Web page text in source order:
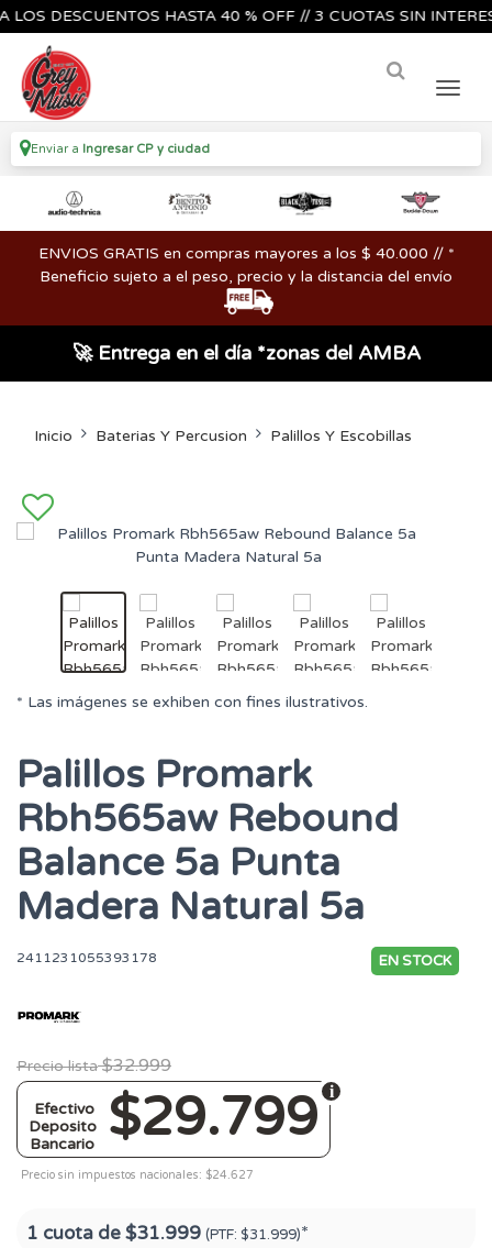
DESCUENTOS HASTA 40 % OFF // 3 CUOTAS SIN
Enviar a Ingresar CP y ciudad
ENVIOS GRATIS en compras mayores a los $ 40.000 // *
Beneficio sujeto a el peso, precio y la distancia del envío
🚀 Entrega en el día *zonas del AMBA
Inicio Baterias Y Percusion Palillos Y Escobillas
* Las imágenes se exhiben con fines ilustrativos.
Palillos Promark
Rbh565aw Rebound
Balance 5a Punta
Madera Natural 5a
2411231055393178 EN STOCK
Precio lista $32.999
$29.799
Efectivo
Deposito
Bancario
Precio sin impuestos nacionales: $24.627
1 cuota de$31.999 (PTF: $31.999)*